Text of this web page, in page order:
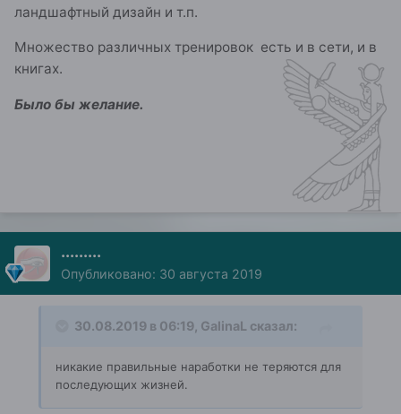
ландшафтный дизайн и т.п.
Множество различных тренировок есть и в сети, и в
книгах.
Было бы желание.
.........
Опубликовано: 30 августа 2019
30.08.2019 в 06:19, GalinaL сказал:
никакие правильные наработки не теряются для
последующих жизней.